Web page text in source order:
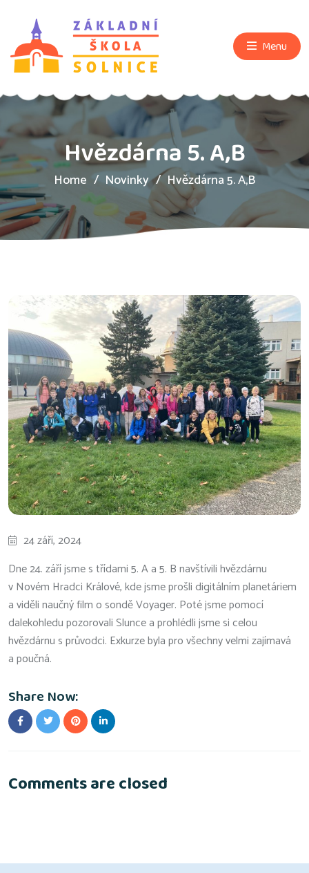
Menu
Hvězdárna 5. A,B
Home Novinky Hvězdárna 5. A,B
24 září, 2024
Dne 24. září jsme s třídami 5. A a 5. B navštívili hvězdárnu
v Novém Hradci Králové, kde jsme prošli digitálním planetáriem
a viděli naučný film o sondě Voyager. Poté jsme pomocí
dalekohledu pozorovali Slunce a prohlédli jsme si celou
hvězdárnu s průvodci. Exkurze byla pro všechny velmi zajímavá
a poučná.
Share Now:
Comments are closed